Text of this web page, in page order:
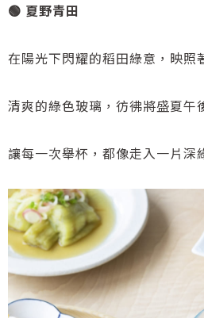
🟢 夏野青田
在陽光下閃耀的稻田綠意，映照
清爽的綠色玻璃，彷彿將盛夏午
讓每一次舉杯，都像走入一片深